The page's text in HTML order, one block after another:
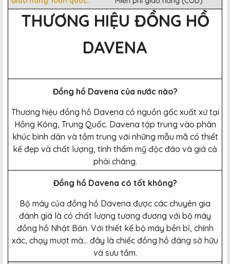
THƯƠNG HIỆU ĐỒNG HỒ
DAVENA
Đồng hồ Davena của nước nào?
Thương hiệu đồng hồ Davena có nguồn gốc xuất xứ tại
Hồng Kông, Trung Quốc. Davena tập trung vào phân
khúc bình dân và tầm trung với những mẫu mã có thiết
kế đẹp và chất lượng, tính thẩm mỹ độc đáo và giá cả
phải chăng.
Đồng hồ Davena có tốt không?
Bộ máy của đồng hồ Davena được các chuyên gia
đánh giá là có chất lượng tương đương với bộ máy
đồng hồ Nhật Bản. Với thiết kế bộ máy bền bỉ, chính
xác, chạy mượt mà… đây là chiếc đồng hồ đáng sở hữu
và sưu tầm.